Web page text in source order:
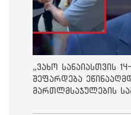
„ვახო სანაიასთვის
შეფარდება
მართლმსაჯულების